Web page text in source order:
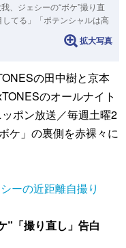
、ジェシーの“ボケ”撮り直
てる」「ポテンシャルは高
拡大写真
の田中樹と京本
のオールナイト
ポン放送／毎週土曜2
ケ」の裏側を赤裸々に
ーの近距離自撮り
「撮り直し」告白